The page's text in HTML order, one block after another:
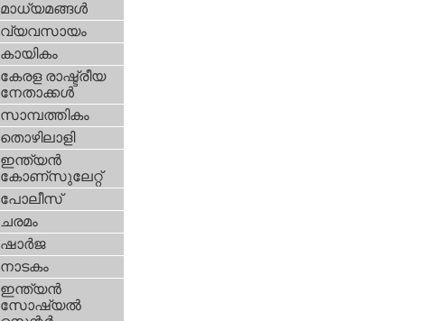
മാധ്യമങ്ങള്‍
വ്യവസായം
കായികം
കേരള രാഷ്ട്രീയ
നേതാക്കള്‍
സാമ്പത്തികം
തൊഴിലാളി
ഇന്ത്യന്‍
കോണ്സുലേറ്റ്
പോലീസ്
ചരമം
ഷാര്‍ജ
നാടകം
ഇന്ത്യന്‍
സോഷ്യല്‍